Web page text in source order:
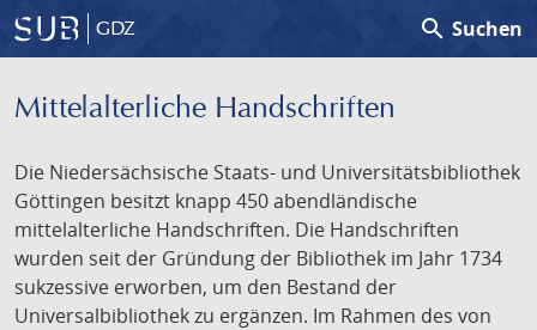
GDZ search Suchen
Mittelalterliche Handschriften
Die Niedersächsische Staats- und Universitätsbibliothek
Göttingen besitzt knapp 450 abendländische
mittelalterliche Handschriften. Die Handschriften
wurden seit der Gründung der Bibliothek im Jahr 1734
sukzessive erworben, um den Bestand der
Universalbibliothek zu ergänzen. Im Rahmen des von